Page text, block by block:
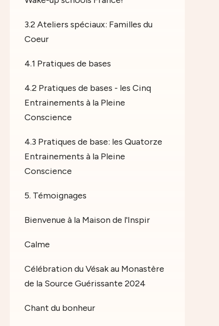
3.2 Ateliers spéciaux: Familles du
Coeur
4.1 Pratiques de bases
4.2 Pratiques de bases - les Cinq
Entrainements à la Pleine
Conscience
4.3 Pratiques de base: les Quatorze
Entrainements à la Pleine
Conscience
5. Témoignages
Bienvenue à la Maison de l'Inspir
Calme
Célébration du Vésak au Monastère
de la Source Guérissante 2024
Chant du bonheur